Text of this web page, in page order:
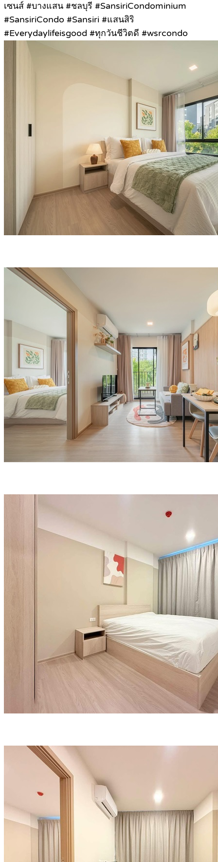
เซนส์ #บางแสน #ชลบุรี #SansiriCondominium
#SansiriCondo #Sansiri #แสนสิริ
#Everydaylifeisgood #ทุกวันชีวิตดี #wsrcondo